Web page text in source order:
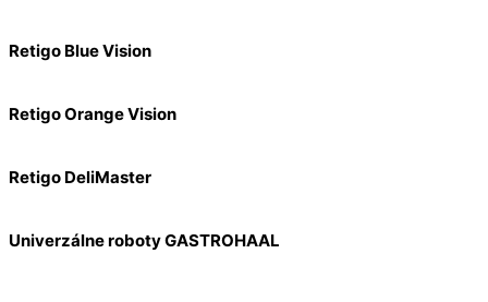
Retigo Blue Vision
Retigo Orange Vision
Retigo DeliMaster
Univerzálne roboty GASTROHAAL